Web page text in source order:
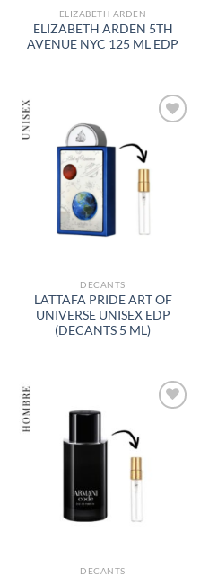
ELIZABETH ARDEN
ELIZABETH ARDEN 5TH
AVENUE NYC 125 ML EDP
A LA
LISTA
DE
DESEOS
DECANTS
LATTAFA PRIDE ART OF
UNIVERSE UNISEX EDP
(DECANTS 5 ML)
A LA
LISTA
DESEOS
DECANTS